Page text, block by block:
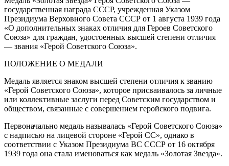
государственная награда СССР, учрежденная Указом
Президиума Верховного Совета СССР от 1 августа 1939 года
«О дополнительных знаках отличия для Героев Советского
Союза» для граждан, удостоенных высшей степени отличия
— звания «Герой Советского Союза».
ПОЛОЖЕНИЕ О МЕДАЛИ
Медаль является знаком высшей степени отличия к званию
«Герой Советского Союза», которое присваивалось за личные
или коллективные заслуги перед Советским государством и
обществом, связанные с совершением геройского подвига.
Первоначально медаль называлась «Герой Советского Союза»
с надписью на лицевой стороне «Герой СС», однако в
соответствии с Указом Президиума ВС СССР от 16 октября
1939 года она стала именоваться как медаль «Золотая Звезда».